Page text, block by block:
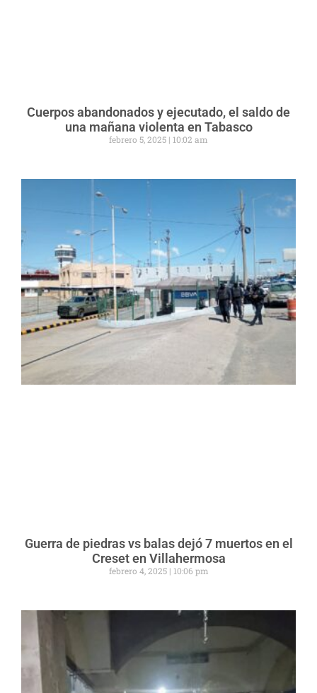
Cuerpos abandonados y ejecutado, el saldo de
una mañana violenta en Tabasco
febrero 5, 2025 10:02 am
Guerra de piedras vs balas dejó 7 muertos en el
Creset en Villahermosa
febrero 4, 2025 10:06 pm